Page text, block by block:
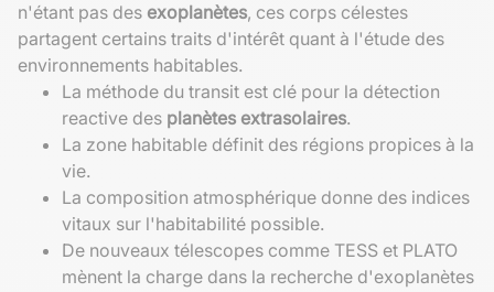
n'étant pas des exoplanètes, ces corps célestes
partagent certains traits d'intérêt quant à l'étude des
environnements habitables.
La méthode du transit est clé pour la détection
reactive des planètes extrasolaires.
La zone habitable définit des régions propices à la
vie.
La composition atmosphérique donne des indices
vitaux sur l'habitabilité possible.
De nouveaux télescopes comme TESS et PLATO
mènent la charge dans la recherche d'exoplanètes